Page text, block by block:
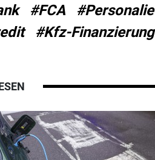
#FCA #Personalie
#Kfz-Finanzierung